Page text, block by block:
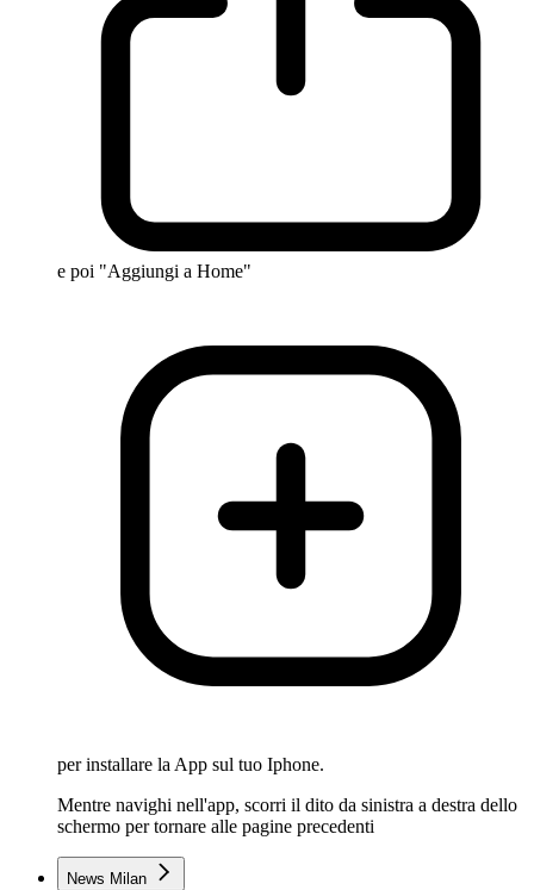
e poi "Aggiungi a Home"
per installare la App sul tuo Iphone.
Mentre navighi nell'app, scorri il dito da sinistra a destra dello
schermo per tornare alle pagine precedenti
News Milan